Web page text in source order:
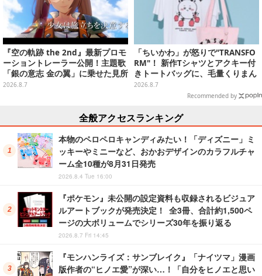
『空の軌跡 the 2nd』最新プロモ
ーショントレーラー公開！主題歌
「銀の意志 金の翼」に乗せた見所
満載の映像に
2026.8.7
「ちいかわ」が怒りで"TRANSFO
RM"！ 新作Tシャツとアクキー付
きトートバッグに、毛量くりまん
じゅうなど全6アイテムが仲間入
2026.8.7
Recommended by
全般アクセスランキング
本物のペロペロキャンディみたい！「ディズニー」ミ
ッキーやミニーなど、おかおデザインのカラフルチャ
ーム全10種が8月31日発売
2026.8.4 Tue 16:00
『ポケモン』未公開の設定資料も収録されるビジュア
ルアートブックが発売決定！ 全3冊、合計約1,500ペ
ージの大ボリュームでシリーズ30年を振り返る
2026.8.7 Fri 14:45
『モンハンライズ：サンブレイク』「ナイツマ」漫画
版作者の“ヒノエ愛”が深い…！「自分をヒノエと思い